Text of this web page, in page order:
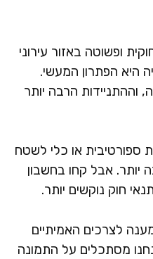
ופשוטה באזור עירוני
היא הפתרון המעשי.
וההתניידות הרבה יותר
ספורטיבית או כלי לשטח
יותר. אבל קחו בחשבון
חוק נוקשים יותר.
לצרכים האמיתיים
מסתכלים על התמונה